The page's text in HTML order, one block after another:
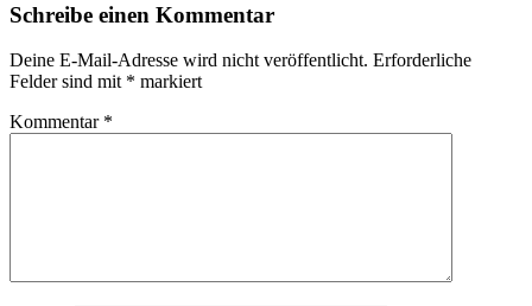
Schreibe einen Kommentar
Deine E-Mail-Adresse wird nicht veröffentlicht. Erforderliche
Felder sind mit * markiert
Kommentar *